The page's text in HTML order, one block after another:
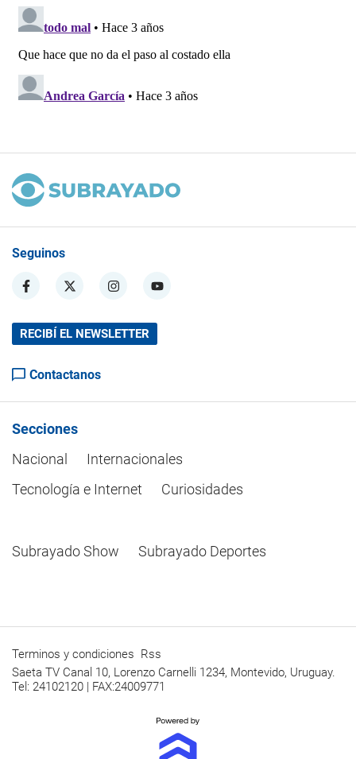
Seguinos
RECIBÍ EL NEWSLETTER
Contactanos
Secciones
Nacional
Internacionales
Tecnología e Internet
Curiosidades
Subrayado Show Subrayado Deportes
Terminos y condiciones Rss
Saeta TV Canal 10, Lorenzo Carnelli 1234, Montevido, Uruguay.
Tel: 24102120 | FAX:24009771